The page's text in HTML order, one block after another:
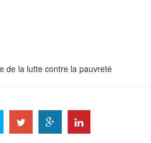
de la lutte contre la pauvreté